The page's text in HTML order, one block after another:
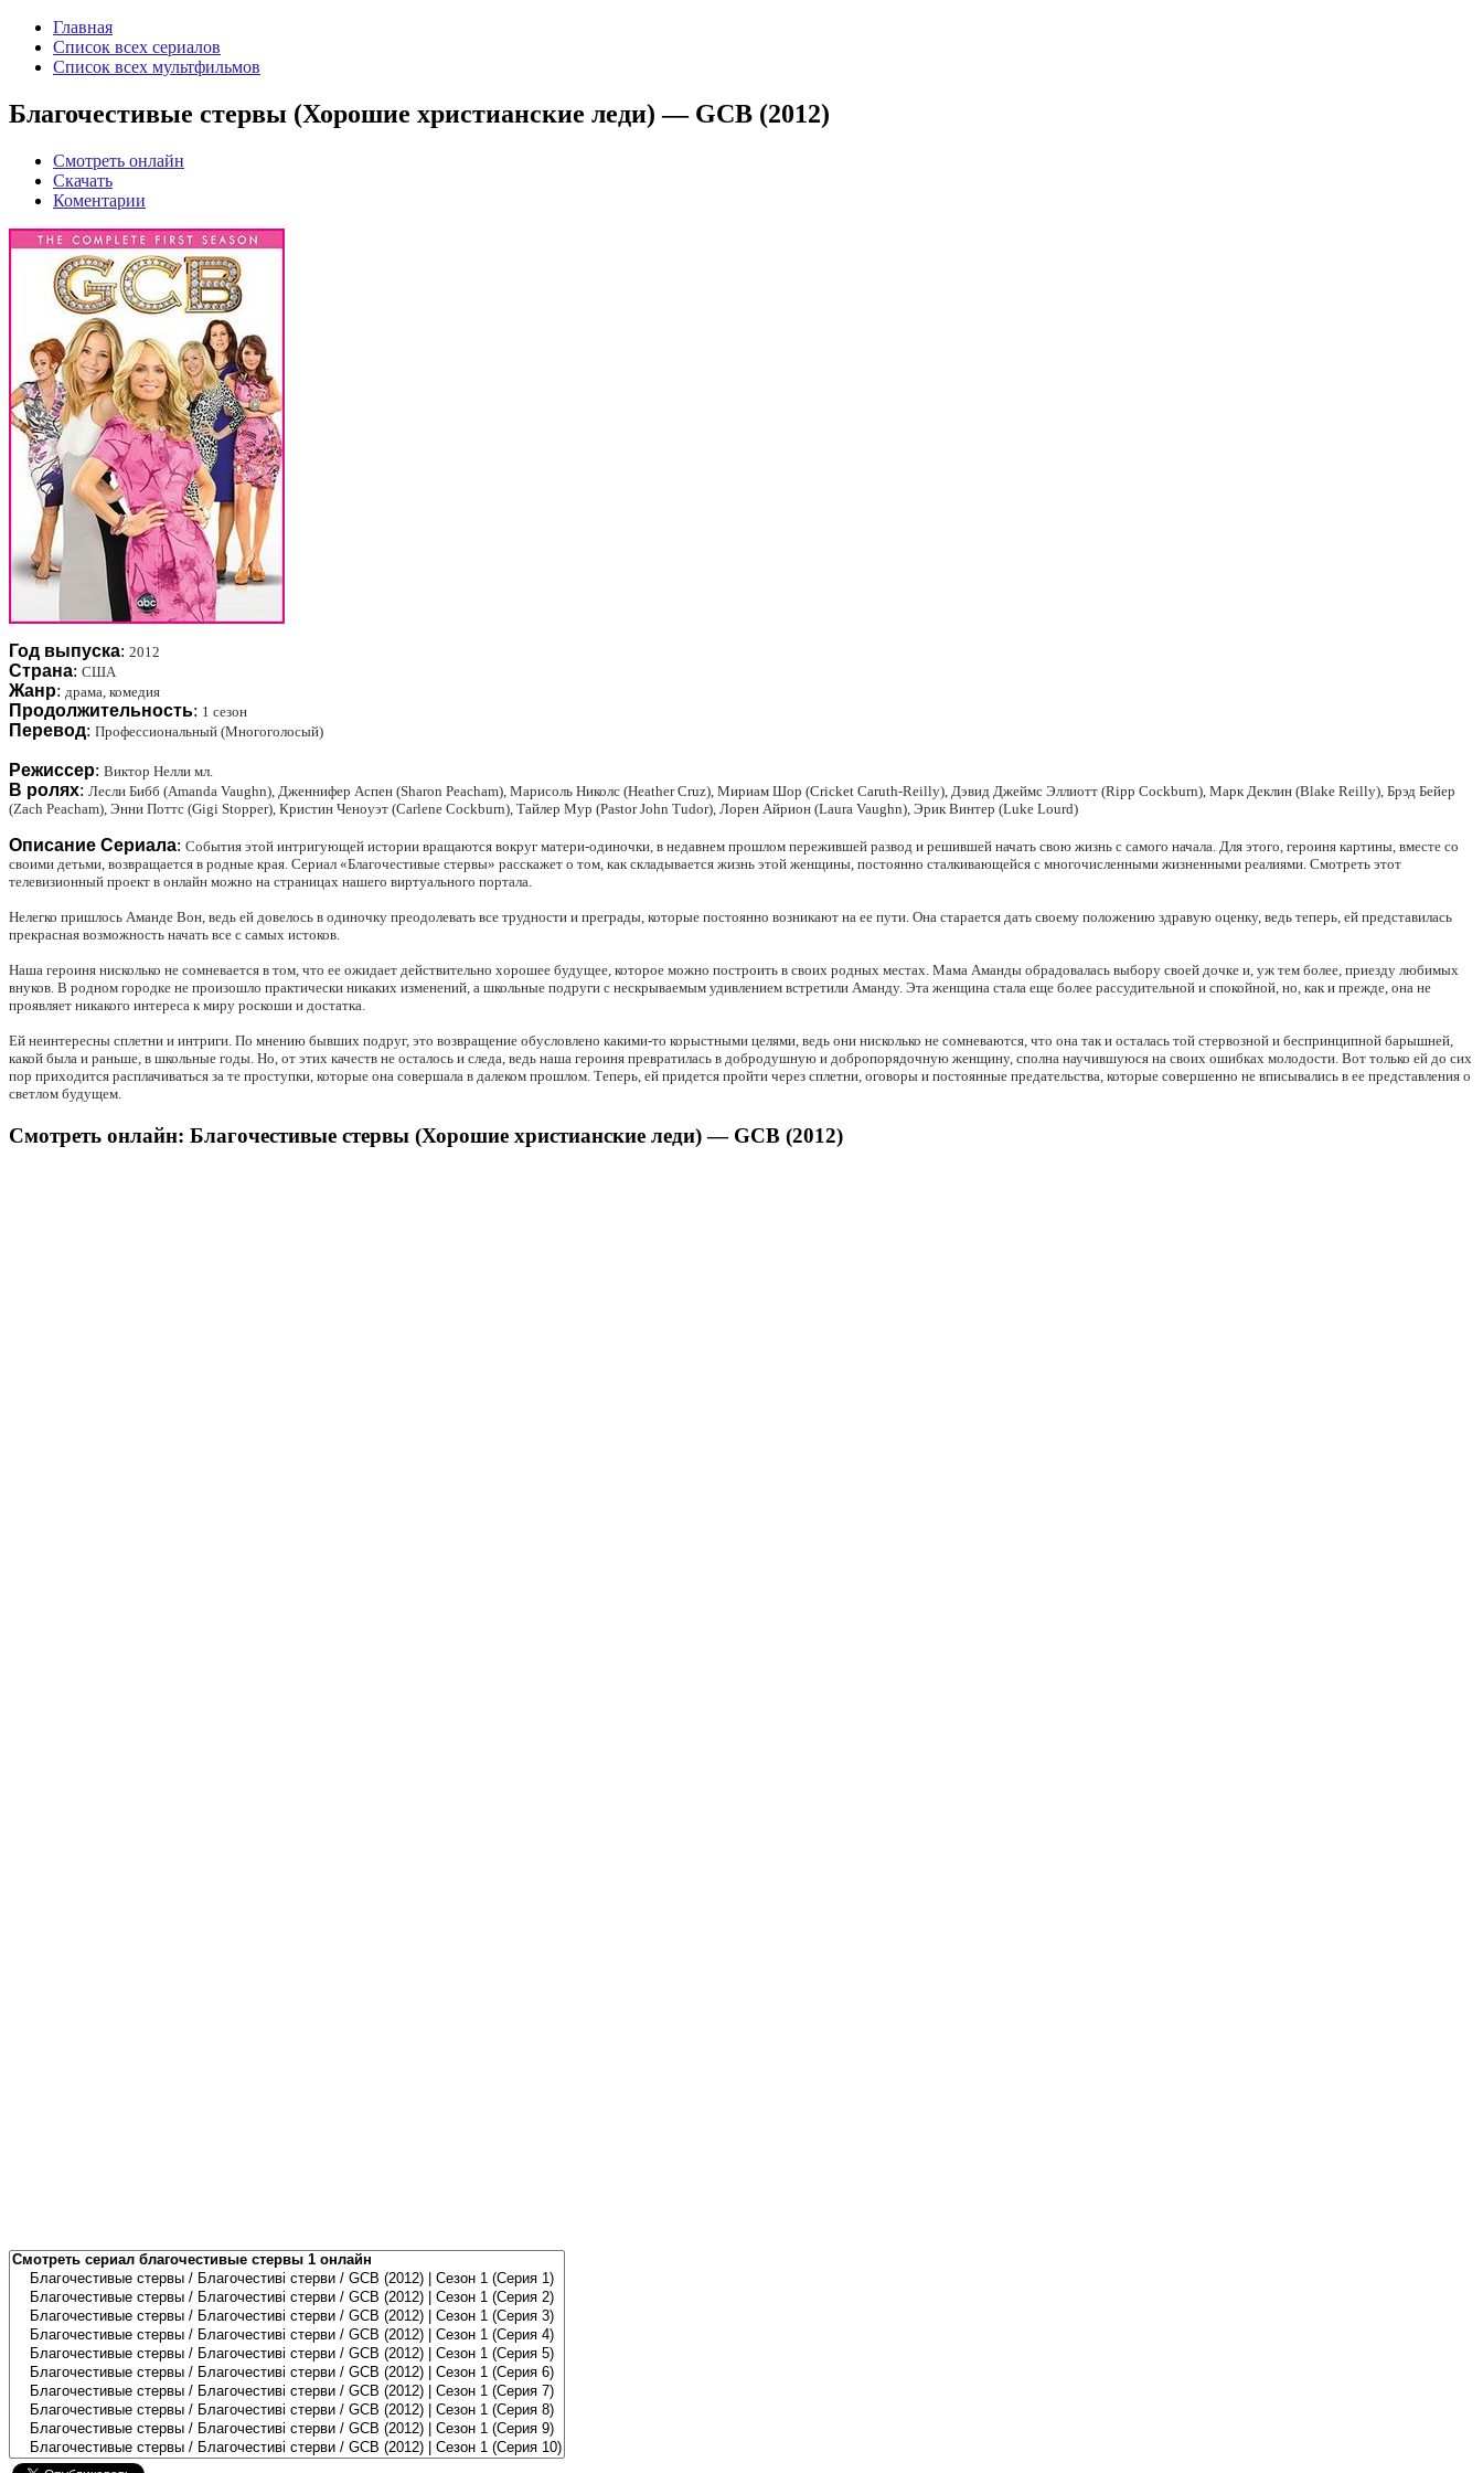
Главная
Список всех сериалов
Список всех мультфильмов
Благочестивые стервы (Хорошие христианские леди) — GCB (2012)
Смотреть онлайн
Скачать
Коментарии
Год выпуска: 2012
Страна: США
Жанр: драма, комедия
Продолжительность: 1 сезон
Перевод: Профессиональный (Многоголосый)
Режиссер: Виктор Нелли мл.
В ролях: Лесли Бибб (Amanda Vaughn), Дженнифер Аспен (Sharon Peacham), Марисоль Николс (Heather Cruz), Мириам Шор (Cricket Caruth-Reilly), Дэвид Джеймс Эллиотт (Ripp Cockburn), Марк Деклин (Blake Reilly), Брэд Бейер
(Zach Peacham), Энни Поттс (Gigi Stopper), Кристин Ченоуэт (Carlene Cockburn), Тайлер Мур (Pastor John Tudor), Лорен Айрион (Laura Vaughn), Эрик Винтер (Luke Lourd)
Описание Сериала: События этой интригующей истории вращаются вокруг матери-одиночки, в недавнем прошлом пережившей развод и решившей начать свою жизнь с самого начала. Для этого, героиня картины, вместе со
своими детьми, возвращается в родные края. Сериал «Благочестивые стервы» расскажет о том, как складывается жизнь этой женщины, постоянно сталкивающейся с многочисленными жизненными реалиями. Смотреть этот
телевизионный проект в онлайн можно на страницах нашего виртуального портала.
Нелегко пришлось Аманде Вон, ведь ей довелось в одиночку преодолевать все трудности и преграды, которые постоянно возникают на ее пути. Она старается дать своему положению здравую оценку, ведь теперь, ей представилась
прекрасная возможность начать все с самых истоков.
Наша героиня нисколько не сомневается в том, что ее ожидает действительно хорошее будущее, которое можно построить в своих родных местах. Мама Аманды обрадовалась выбору своей дочке и, уж тем более, приезду любимых
внуков. В родном городке не произошло практически никаких изменений, а школьные подруги с нескрываемым удивлением встретили Аманду. Эта женщина стала еще более рассудительной и спокойной, но, как и прежде, она не
проявляет никакого интереса к миру роскоши и достатка.
Ей неинтересны сплетни и интриги. По мнению бывших подруг, это возвращение обусловлено какими-то корыстными целями, ведь они нисколько не сомневаются, что она так и осталась той стервозной и беспринципной барышней,
какой была и раньше, в школьные годы. Но, от этих качеств не осталось и следа, ведь наша героиня превратилась в добродушную и добропорядочную женщину, сполна научившуюся на своих ошибках молодости. Вот только ей до сих
пор приходится расплачиваться за те проступки, которые она совершала в далеком прошлом. Теперь, ей придется пройти через сплетни, оговоры и постоянные предательства, которые совершенно не вписывались в ее представления о
светлом будущем.
Смотреть онлайн: Благочестивые стервы (Хорошие христианские леди) — GCB (2012)